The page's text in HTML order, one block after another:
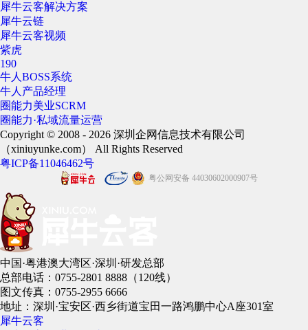
犀牛云客解决方案
犀牛云链
犀牛云客视频
紫虎
190
牛人BOSS系统
牛人产品经理
圈能力美业SCRM
圈能力·私域流量运营
Copyright © 2008 - 2026 深圳企网信息技术有限公司
（xiniuyunke.com） All Rights Reserved
粤ICP备11046462号
粤公网安备 44030602000907号
中国·粤港澳大湾区·深圳·研发总部
总部电话：0755-2801 8888（120线）
图文传真：0755-2955 6666
地址：深圳·宝安区·西乡街道宝田一路鸿鹏中心A座301室
犀牛云客